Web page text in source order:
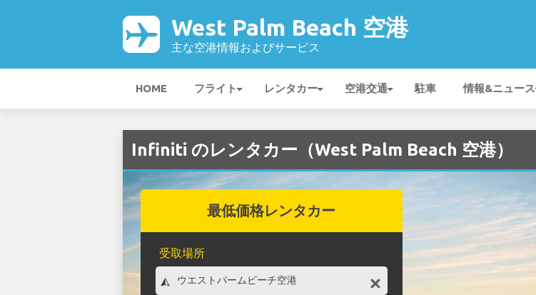
West Palm Beach 空港
主な空港情報およびサービス
HOME フライト レンタカー 空港交通 駐車 情報&ニュース
Infiniti のレンタカー（West Palm Beach 空港）
最低価格レンタカー
受取場所